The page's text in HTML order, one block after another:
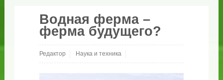
Водная ферма –
ферма будущего?
Редактор Наука и техника